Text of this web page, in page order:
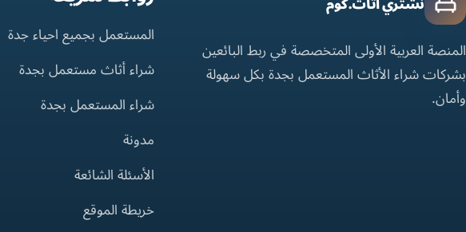
نشتري اثاث.كوم
المنصة العربية الأولى المتخصصة في ربط البائعين
بشركات شراء الأثاث المستعمل بجدة بكل سهولة
وأمان.
المستعمل بجميع احياء جدة
شراء أثاث مستعمل بجدة
شراء المستعمل بجدة
مدونة
الأسئلة الشائعة
خريطة الموقع